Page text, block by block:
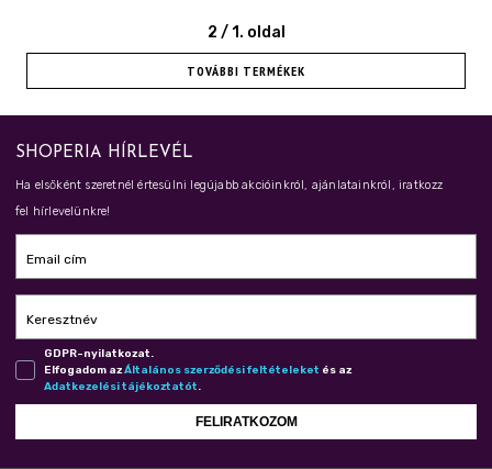
2 /1 . oldal
TOVÁBBI TERMÉKEK
SHOPERIA HÍRLEVÉL
Ha elsőként szeretnél értesülni legújabb akcióinkról, ajánlatainkról, iratkozz
fel hírlevelünkre!
Email cím
Keresztnév
GDPR-nyilatkozat.
Elfogadom azÁl­ta­lá­nos szer­ző­dé­si fel­té­te­le­ket és az
Adat­ke­ze­lé­si tá­jé­koz­ta­tót.
FELIRATKOZOM